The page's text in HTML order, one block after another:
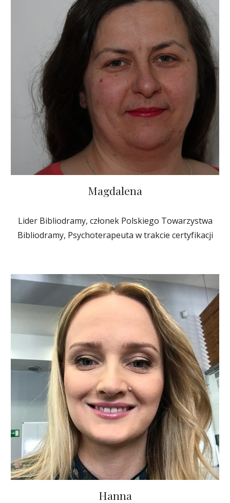
Magdalena
Lider Bibliodramy, członek Polskiego Towarzystwa
Bibliodramy, Psychoterapeuta w trakcie certyfikacji
Hanna